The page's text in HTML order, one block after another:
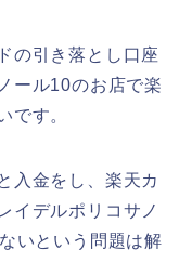
の引き落とし口座
ール10のお店で楽
です。
入金をし、楽天カ
イデルポリコサノ
いという問題は解